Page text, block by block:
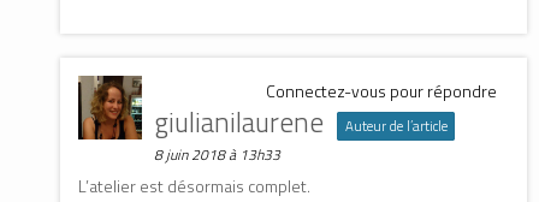
Connectez-vous pour répondre
giulianilaurene Auteur de l’article
8 juin 2018 à 13h33
L’atelier est désormais complet.